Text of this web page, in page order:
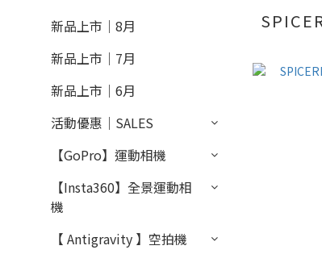
新品上市｜8月
新品上市｜7月
新品上市｜6月
活動優惠｜SALES
【GoPro】運動相機
【Insta360】全景運動相
機
【 Antigravity 】空拍機